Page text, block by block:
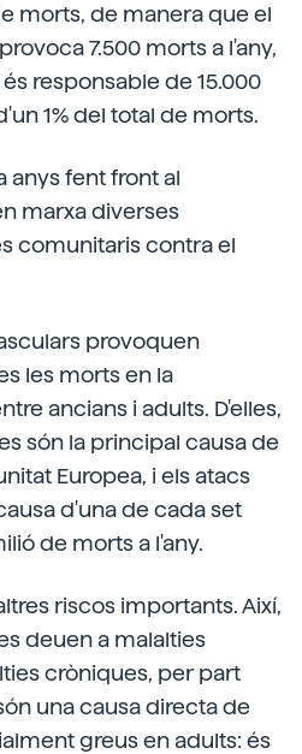
morts, de manera que el
7.500 morts a l'any,
responsable de 15.000
1% del total de morts.
anys fent front al
marxa diverses
comunitaris contra el
provoquen
les morts en la
ancians i adults. D'elles,
són la principal causa de
Europea, i els atacs
d'una de cada set
de morts a l'any.
riscos importants. Així,
deuen a malalties
cròniques, per part
una causa directa de
greus en adults: és